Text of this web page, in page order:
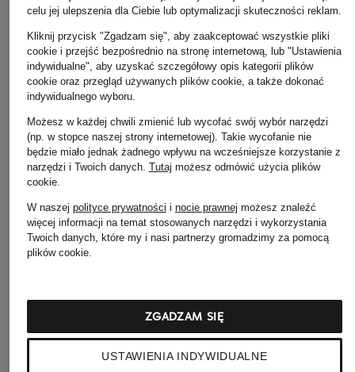
Pasek skórzany
BARNABIE
325 zł
Najniższa cena:211,50 zł
Cena regularna: 359 zł
Pasek skórzany
229 zł
Pasek dwustronny
229 zł
Bransoletki i bangle
Pierścionki TIFFANY & Co.
Płaszcze puchowe Marc
celu jej ulepszenia dla Ciebie lub optymalizacji skuteczności reklam.
Kliknij przycisk "Zgadzam się", aby zaakceptować wszystkie pliki
cookie i przejść bezpośrednio na stronę internetową, lub "Ustawienia
indywidualne", aby uzyskać szczegółowy opis kategorii plików
cookie oraz przegląd używanych plików cookie, a także dokonać
indywidualnego wyboru.
Możesz w każdej chwili zmienić lub wycofać swój wybór narzędzi
(np. w stopce naszej strony internetowej). Takie wycofanie nie
będzie miało jednak żadnego wpływu na wcześniejsze korzystanie z
narzędzi i Twoich danych. Tutaj możesz odmówić użycia plików
cookie.
W naszej polityce prywatności i nocie prawnej możesz znaleźć
więcej informacji na temat stosowanych narzędzi i wykorzystania
Twoich danych, które my i nasi partnerzy gromadzimy za pomocą
plików cookie.
USTAWIENIA INDYWIDUALNE
ZGADZAM SIĘ